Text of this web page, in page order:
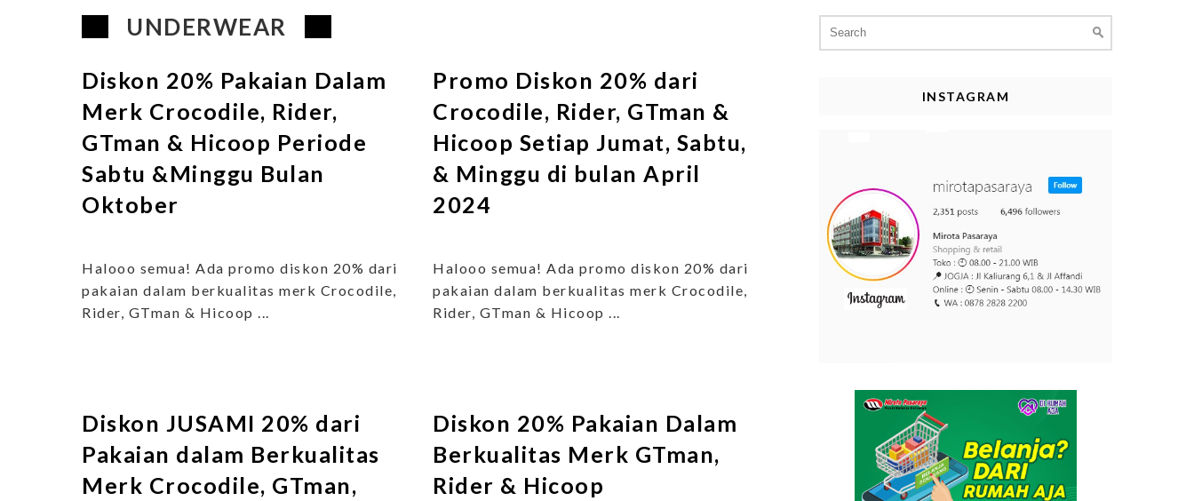
UNDERWEAR
Diskon 20% Pakaian Dalam
Merk Crocodile, Rider,
GTman & Hicoop Periode
Sabtu &Minggu Bulan
Oktober
Halooo semua! Ada promo diskon 20% dari
pakaian dalam berkualitas merk Crocodile,
Rider, GTman & Hicoop ...
Promo Diskon 20% dari
Crocodile, Rider, GTman &
Hicoop Setiap Jumat, Sabtu,
& Minggu di bulan April
2024
Halooo semua! Ada promo diskon 20% dari
pakaian dalam berkualitas merk Crocodile,
Rider, GTman & Hicoop ...
Diskon JUSAMI 20% dari
Pakaian dalam Berkualitas
Merk Crocodile, GTman,
Diskon 20% Pakaian Dalam
Berkualitas Merk GTman,
Rider & Hicoop
for:
INSTAGRAM